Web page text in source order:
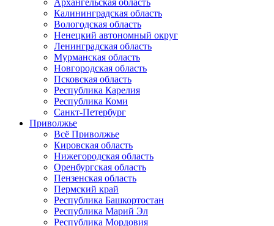
Архангельская область
Калининградская область
Вологодская область
Ненецкий автономный округ
Ленинградская область
Мурманская область
Новгородская область
Псковская область
Республика Карелия
Республика Коми
Санкт-Петербург
Приволжье
Всё Приволжье
Кировская область
Нижегородская область
Оренбургская область
Пензенская область
Пермский край
Республика Башкортостан
Республика Марий Эл
Республика Мордовия